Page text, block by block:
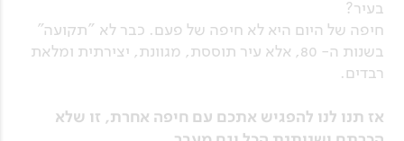
בעיר?
חיפה של היום היא לא חיפה של פעם. כבר לא "תקועה"
בשנות ה- 80, אלא עיר תוססת, מגוונת, יצירתית ומלאת
רבדים.
אז תנו לנו להפגיש אתכם עם חיפה אחרת, זו שלא